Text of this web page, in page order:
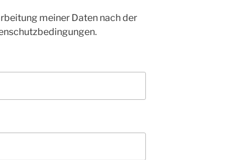
meiner Daten nach der